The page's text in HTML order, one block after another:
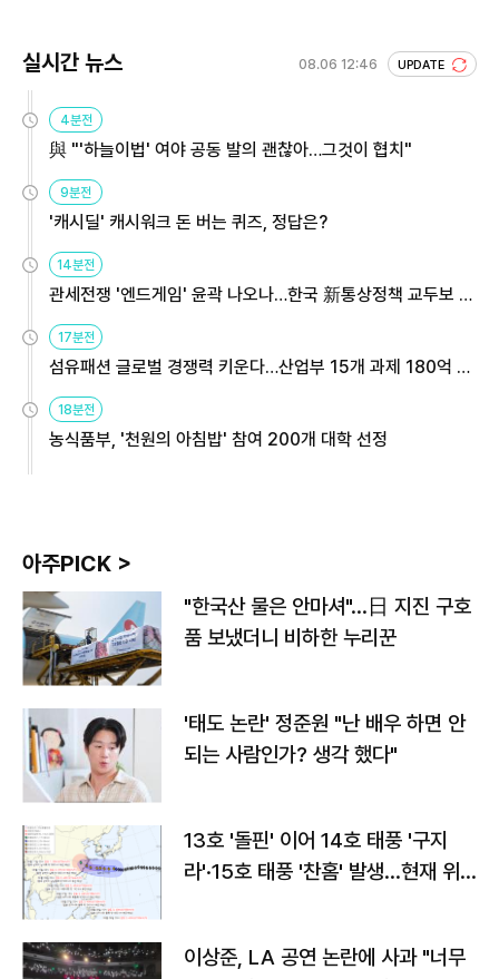
실시간 뉴스 08.06 12:46 UPDATE
4분전
與 "'하늘이법' 여야 공동 발의 괜찮아…그것이 협치"
9분전
'캐시딜' 캐시워크 돈 버는 퀴즈, 정답은?
14분전
관세전쟁 '엔드게임' 윤곽 나오나…한국 新통상정책 교두보 활
용해야
17분전
섬유패션 글로벌 경쟁력 키운다…산업부 15개 과제 180억 지
원
18분전
농식품부, '천원의 아침밥' 참여 200개 대학 선정
아주PICK >
"한국산 물은 안마셔"…日 지진 구호
품 보냈더니 비하한 누리꾼
'태도 논란' 정준원 "난 배우 하면 안
되는 사람인가? 생각 했다"
13호 '돌핀' 이어 14호 태풍 '구지
라'·15호 태풍 '찬홈' 발생…현재 위
이상준, LA 공연 논란에 사과 "너무